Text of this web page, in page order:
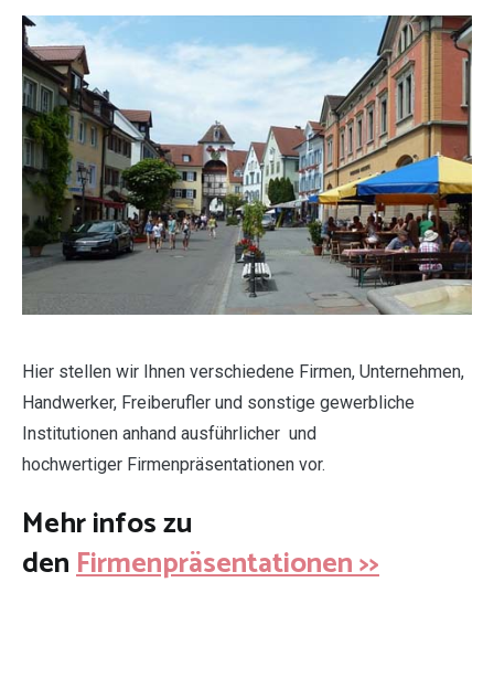
Hier stellen wir Ihnen verschiedene Firmen, Unternehmen,
Handwerker, Freiberufler und sonstige gewerbliche
Institutionen anhand ausführlicher und
hochwertiger Firmenpräsentationen vor.
Mehr infos zu
denFirmenpräsentationen >>